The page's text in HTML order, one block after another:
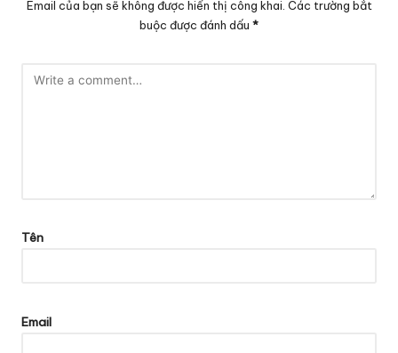
Email của bạn sẽ không được hiển thị công khai. Các trường bắt
buộc được đánh dấu *
Tên
Email